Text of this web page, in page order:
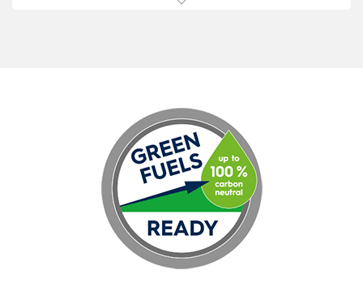
Die Vorteile auf einem Blick:
robustes, bewährtes Kesselkonzept mit
korrosionsbeständigem Brennwert-
Wärmetauscher und Blaubrenner für
hocheffiziente Verbrennung
raumluftunabhängiger Betrieb (bis 49 kW)
intuitive Bedienung mit Logamatic MC110
und der Systembedieneinheit Logamatic